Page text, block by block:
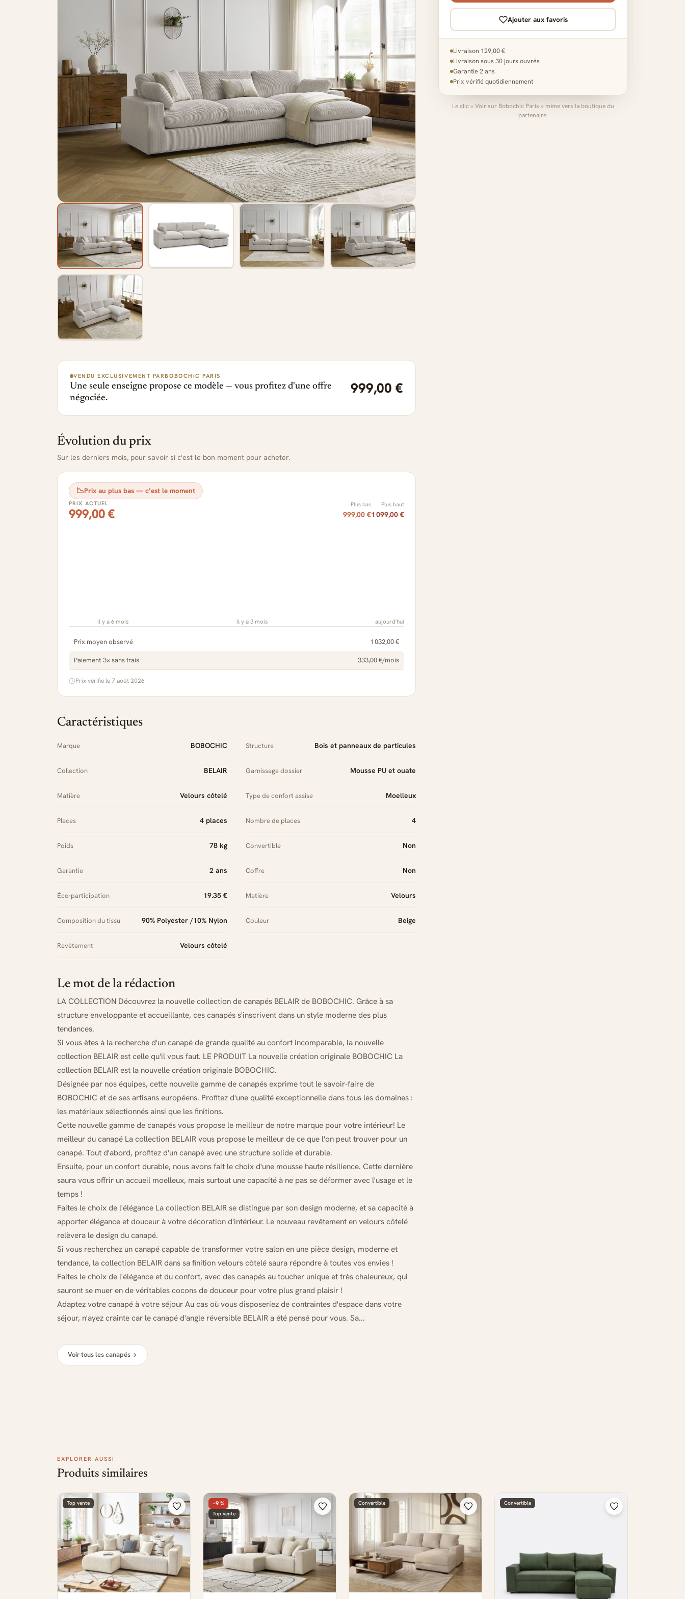
VENDU EXCLUSIVEMENT PARBOBOCHIC PARIS
Une seule enseigne propose ce modèle — vous profitez d'une offre
négociée.
999,00 €
Évolution du prix
Sur les derniers mois, pour savoir si c'est le bon moment pour acheter.
📉Prix au plus bas — c’est le moment
PRIX ACTUEL
999,00 €
Plus bas
999,00 €
Plus haut
1 099,00 €
il y a 6 mois il y a 3 mois aujourd'hui
Prix moyen observé 1 032,00 €
Paiement 3× sans frais 333,00 €/mois
Prix vérifié le 7 août 2026
Caractéristiques
Marque BOBOCHIC
Collection BELAIR
Matière Velours côtelé
Places 4 places
Poids 78 kg
Garantie 2 ans
Éco-participation 19.35 €
Composition du tissu 90% Polyester /10% Nylon
Revêtement Velours côtelé
Structure Bois et panneaux de particules
Garnissage dossier Mousse PU et ouate
Type de confort assise Moelleux
Nombre de places 4
Convertible Non
Coffre Non
Matière Velours
Couleur Beige
Le mot de la rédaction
LA COLLECTION Découvrez la nouvelle collection de canapés BELAIR de BOBOCHIC. Grâce à sa
structure enveloppante et accueillante, ces canapés s'inscrivent dans un style moderne des plus
tendances.
Si vous êtes à la recherche d'un canapé de grande qualité au confort incomparable, la nouvelle
collection BELAIR est celle qu'il vous faut. LE PRODUIT La nouvelle création originale BOBOCHIC La
collection BELAIR est la nouvelle création originale BOBOCHIC.
Désignée par nos équipes, cette nouvelle gamme de canapés exprime tout le savoir-faire de
BOBOCHIC et de ses artisans européens. Profitez d'une qualité exceptionnelle dans tous les domaines :
les matériaux sélectionnés ainsi que les finitions.
Cette nouvelle gamme de canapés vous propose le meilleur de notre marque pour votre intérieur! Le
meilleur du canapé La collection BELAIR vous propose le meilleur de ce que l'on peut trouver pour un
canapé. Tout d'abord, profitez d'un canapé avec une structure solide et durable.
Ensuite, pour un confort durable, nous avons fait le choix d'une mousse haute résilience. Cette dernière
saura vous offrir un accueil moelleux, mais surtout une capacité à ne pas se déformer avec l'usage et le
temps !
Faites le choix de l'élégance La collection BELAIR se distingue par son design moderne, et sa capacité à
apporter élégance et douceur à votre décoration d'intérieur. Le nouveau revêtement en velours côtelé
relèvera le design du canapé.
Si vous recherchez un canapé capable de transformer votre salon en une pièce design, moderne et
tendance, la collection BELAIR dans sa finition velours côtelé saura répondre à toutes vos envies !
Faites le choix de l'élégance et du confort, avec des canapés au toucher unique et très chaleureux, qui
sauront se muer en de véritables cocons de douceur pour votre plus grand plaisir !
Adaptez votre canapé à votre séjour Au cas où vous disposeriez de contraintes d'espace dans votre
séjour, n'ayez crainte car le canapé d'angle réversible BELAIR a été pensé pour vous. Sa...
Voir tous les canapés
Ajouter aux favoris
Livraison 129,00 €
Livraison sous 30 jours ouvrés
Garantie 2 ans
Prix vérifié quotidiennement
Le clic « Voir sur Bobochic Paris » mène vers la boutique du
partenaire.
EXPLORER AUSSI
Produits similaires
Top vente −9 %
Top vente
Convertible Convertible